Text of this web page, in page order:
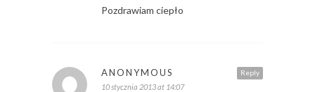
Pozdrawiam ciepło
Reply
ANONYMOUS
10 stycznia 2013 at 14:07